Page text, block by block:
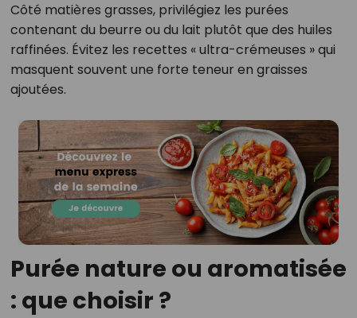
Côté matières grasses, privilégiez les purées
contenant du beurre ou du lait plutôt que des huiles
raffinées. Évitez les recettes « ultra-crémeuses » qui
masquent souvent une forte teneur en graisses
ajoutées.
Purée nature ou aromatisée
: que choisir ?